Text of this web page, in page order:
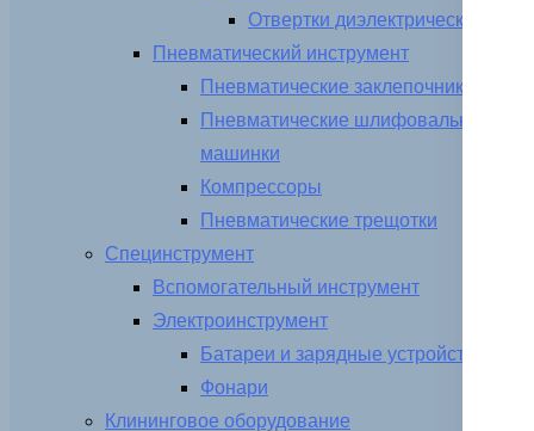
Отвертки диэлектрические
Пневматический инструмент
Пневматические заклепочники
Пневматические шлифовальные
машинки
Компрессоры
Пневматические трещотки
Специнструмент
Вспомогательный инструмент
Электроинструмент
Батареи и зарядные устройства
Фонари
Клининговое оборудование